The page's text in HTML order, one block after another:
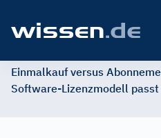
Einmalkauf versus
Software-Lizenzmodell